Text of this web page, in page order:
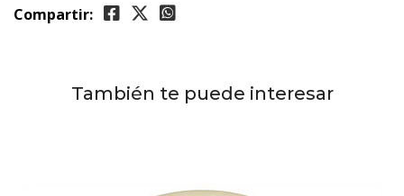
Compartir:
También te puede interesar